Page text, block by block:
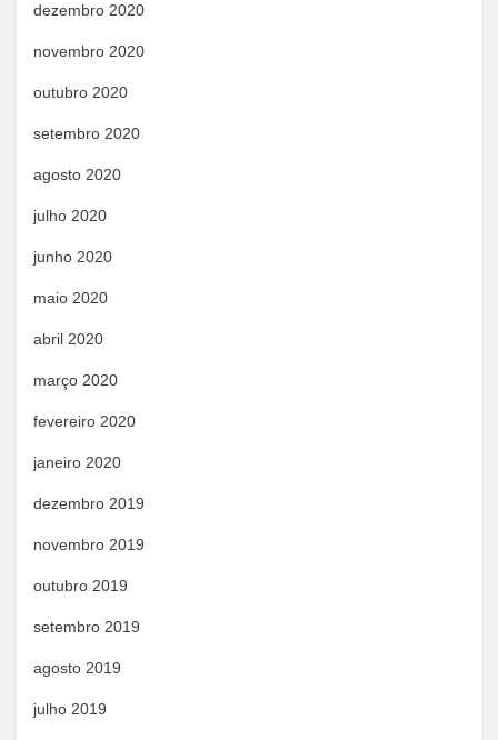
dezembro 2020
novembro 2020
outubro 2020
setembro 2020
agosto 2020
julho 2020
junho 2020
maio 2020
abril 2020
março 2020
fevereiro 2020
janeiro 2020
dezembro 2019
novembro 2019
outubro 2019
setembro 2019
agosto 2019
julho 2019